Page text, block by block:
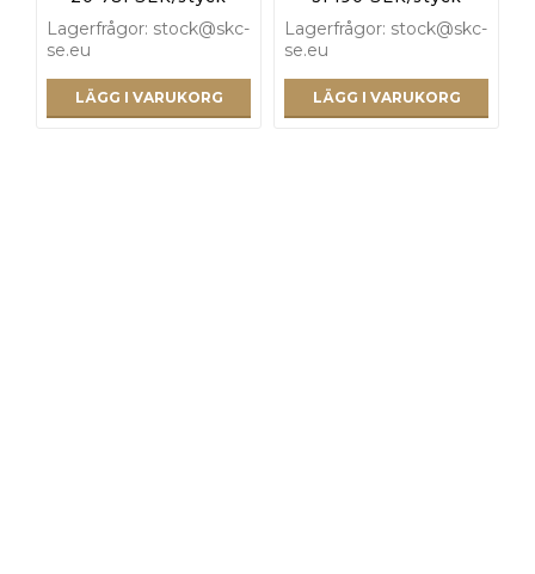
Lagerfrågor: stock@skc-
se.eu
LÄGG I VARUKORG
Lagerfrågor: stock@skc-
se.eu
LÄGG I VARUKORG